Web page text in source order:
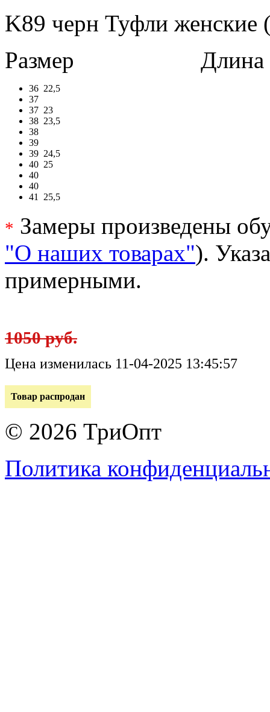
K89 черн Туфли женские
Размер
Длина в
36 22,5
37
37 23
38 23,5
38
39
39 24,5
40 25
40
40
41
25,5
* Замеры произведены
"О наших товарах").
примерными.
1050 руб.
Цена изменилась 11-04-2025 13:45:57
Товар распродан
© 2026 ТриОпт
Политика